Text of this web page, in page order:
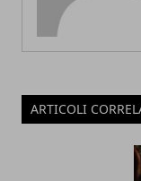
ARTICOLI